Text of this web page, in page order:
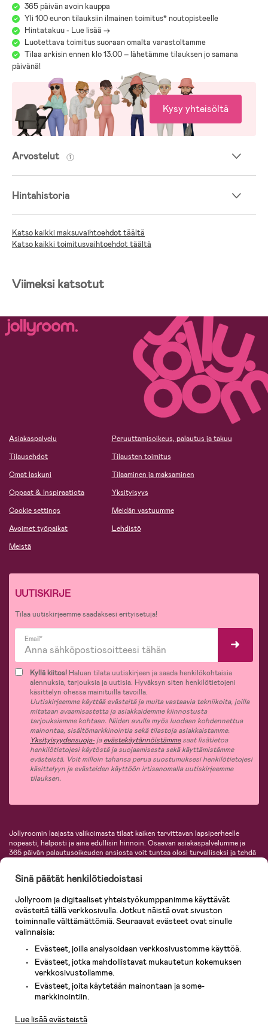
365 päivän avoin kauppa
Yli 100 euron tilauksiin ilmainen toimitus* noutopisteelle
Hintatakuu - Lue lisää ->
Luotettava toimitus suoraan omalta varastoltamme
Tilaa arkisin ennen klo 13.00 – lähetämme tilauksen jo samana
päivänä!
Kysy yhteisöltä
Arvostelut
Hintahistoria
Katso kaikki maksuvaihtoehdot täältä
Katso kaikki toimitusvaihtoehdot täältä
Viimeksi katsotut
Asiakaspalvelu
Tilausehdot
Omat laskuni
Oppaat & Inspiraatiota
Cookie settings
Avoimet työpaikat
Meistä
Peruuttamisoikeus, palautus ja takuu
Tilausten toimitus
Tilaaminen ja maksaminen
Yksityisyys
Meidän vastuumme
Lehdistö
UUTISKIRJE
Tilaa uutiskirjeemme saadaksesi erityisetuja!
Email*
Kyllä kiitos! Haluan tilata uutiskirjeen ja saada henkilökohtaisia
alennuksia, tarjouksia ja uutisia. Hyväksyn siten henkilötietojeni
käsittelyn ohessa mainituilla tavoilla.
Uutiskirjeemme käyttää evästeitä ja muita vastaavia tekniikoita, joilla
mitataan avaamisastetta ja asiakkaidemme kiinnostusta
tarjouksiamme kohtaan. Niiden avulla myös luodaan kohdennettua
mainontaa, sisältömarkkinointia sekä tilastoja asiakkaistamme.
Yksityisyydensuoja-jaevästekäytännöistämmesaat lisätietoa
henkilötietojesi käytöstä ja suojaamisesta sekä käyttämistämme
evästeistä. Voit milloin tahansa perua suostumuksesi henkilötietojesi
käsittelyyn ja evästeiden käyttöön irtisanomalla uutiskirjeemme
tilauksen.
Jollyroomin laajasta valikoimasta tilaat kaiken tarvittavan lapsiperheelle
nopeasti, helposti ja aina edullisin hinnoin. Osaavan asiakaspalvelumme ja
365 päivän palautusoikeuden ansiosta voit tuntea olosi turvalliseksi ja tehdä
lastentarvikkeita sekä paljon muuta. Meiltä löydät lukuisia tunnettuja
KidKraft, Ergobaby, Philips Avent, Neonate, Cybex, LEGO ja monia muita!
Tervetuloa shoppailemaan Pohjoismaiden suurimpaan lastentarvikkeiden
verkkokauppaan!
Sinä päätät henkilötiedoistasi
Jollyroom ja digitaaliset yhteistyökumppanimme käyttävät
evästeitä tällä verkkosivulla. Jotkut näistä ovat sivuston
toiminnalle välttämättömiä. Seuraavat evästeet ovat sinulle
valinnaisia:
Evästeet, joilla analysoidaan verkkosivustomme käyttöä.
Evästeet, jotka mahdollistavat mukautetun kokemuksen
verkkosivustollamme.
Evästeet, joita käytetään mainontaan ja some-
markkinointiin.
Lue lisää evästeistä